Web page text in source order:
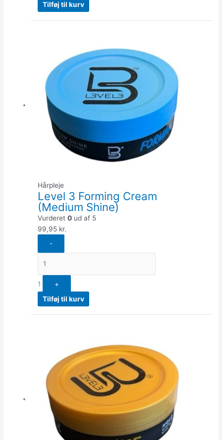
Tilføj til kurv
Hårpleje
Level 3 Forming Cream
(Medium Shine)
Vurderet 0ud af 5
99,95 kr.
-
1
+
Tilføj til kurv